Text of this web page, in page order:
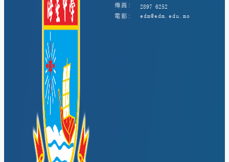
傳真:
2897 6252
電郵:
edm@edm.edu.mo